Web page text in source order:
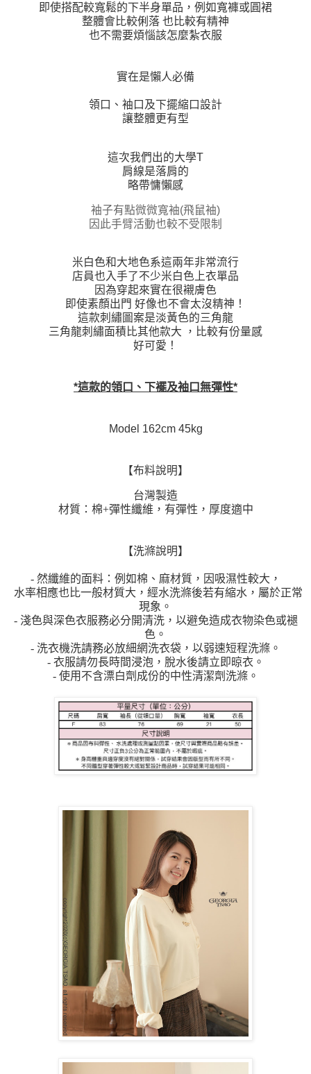
即使搭配較寬鬆的下半身單品，例如寬褲或圓裙
整體會比較俐落 也比較有精神
也不需要煩惱該怎麼紮衣服
實在是懶人必備
領口、袖口及下擺縮口設計
讓整體更有型
這次我們出的大學T
肩線是落肩的
略帶慵懶感
袖子有點微微寬袖(飛鼠袖)
因此手臂活動也較不受限制
米白色和大地色系這兩年非常流行
店員也入手了不少米白色上衣單品
因為穿起來實在很襯膚色
即使素顏出門 好像也不會太沒精神！
這款刺繡圖案是淡黃色的三角龍
三角龍刺繡面積比其他款大 ，比較有份量感
好可愛！
*這款的領口、下襬及袖口無彈性*
Model 162cm 45kg
【布料說明】
台灣製造
材質：棉+彈性纖維，有彈性，厚度適中
【洗滌說明】
- 然纖維的面料：例如棉、麻材質，因吸濕性較大，
水率相應也比一般材質大，經水洗滌後若有縮水，屬於正常
現象。
- 淺色與深色衣服務必分開清洗，以避免造成衣物染色或褪
色。
- 洗衣機洗請務必放細網洗衣袋，以弱速短程洗滌。
- 衣服請勿長時間浸泡，脫水後請立即晾衣。
- 使用不含漂白劑成份的中性清潔劑洗滌。